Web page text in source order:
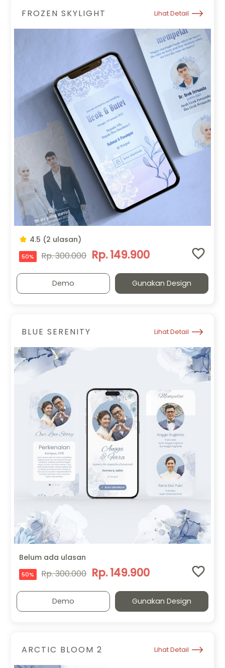
FROZEN SKYLIGHT Lihat Detail
4.5 (2 ulasan)
50% Rp. 300.000 Rp. 149.900
Demo Gunakan Design
BLUE SERENITY Lihat Detail
Belum ada ulasan
50% Rp. 300.000 Rp. 149.900
Demo Gunakan Design
ARCTIC BLOOM 2 Lihat Detail